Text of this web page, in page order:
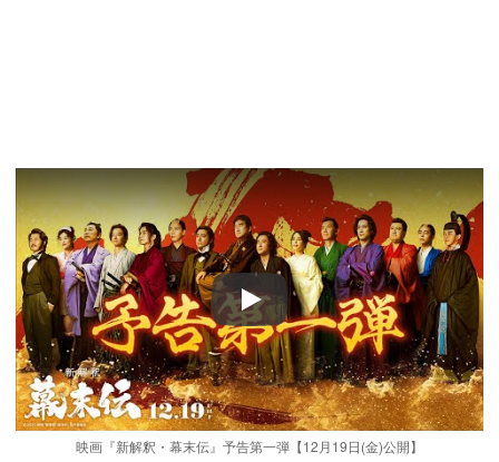
Play
映画『新解釈・幕末伝』予告第一弾【12月19日(金)公開】